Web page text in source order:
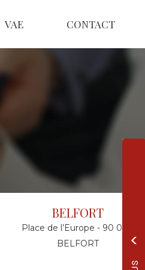
VAE CONTACT
BELFORT
Place de l’Europe - 90 000
BELFORT